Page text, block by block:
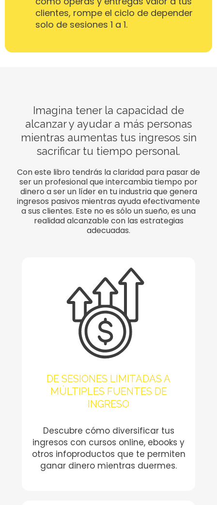
clientes, rompe el ciclo de depender
solo de sesiones 1 a 1.
Imagina tener la capacidad de
alcanzar y ayudar a más personas
mientras aumentas tus ingresos sin
sacrificar tu tiempo personal.
Con este libro tendrás la claridad para pasar de
ser un profesional que intercambia tiempo por
dinero a ser un líder en tu industria que genera
ingresos pasivos mientras ayuda efectivamente
a sus clientes. Este no es sólo un sueño, es una
realidad alcanzable con las estrategias
adecuadas.
DE SESIONES LIMITADAS A
MÚLTIPLES FUENTES DE
INGRESO
Descubre cómo diversificar tus
ingresos con cursos online, ebooks y
otros infoproductos que te permiten
ganar dinero mientras duermes.